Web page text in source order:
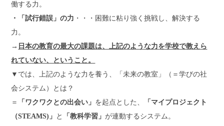
働する力。
・「試行錯誤」の力 ・・・困難に粘り強く挑戦し、解決する
力。
→ 日本の教育の最大の課題は、上記のような力を学校で教えら
れていない、ということ。
▼では、上記のような力を養う、「未来の教室」（＝学びの社
会システム）とは？
＝
「ワクワクとの出会い」 を起点とした、
「マイプロジェクト
（STEAMS)」 と 「教科学習」が連動するシステム。